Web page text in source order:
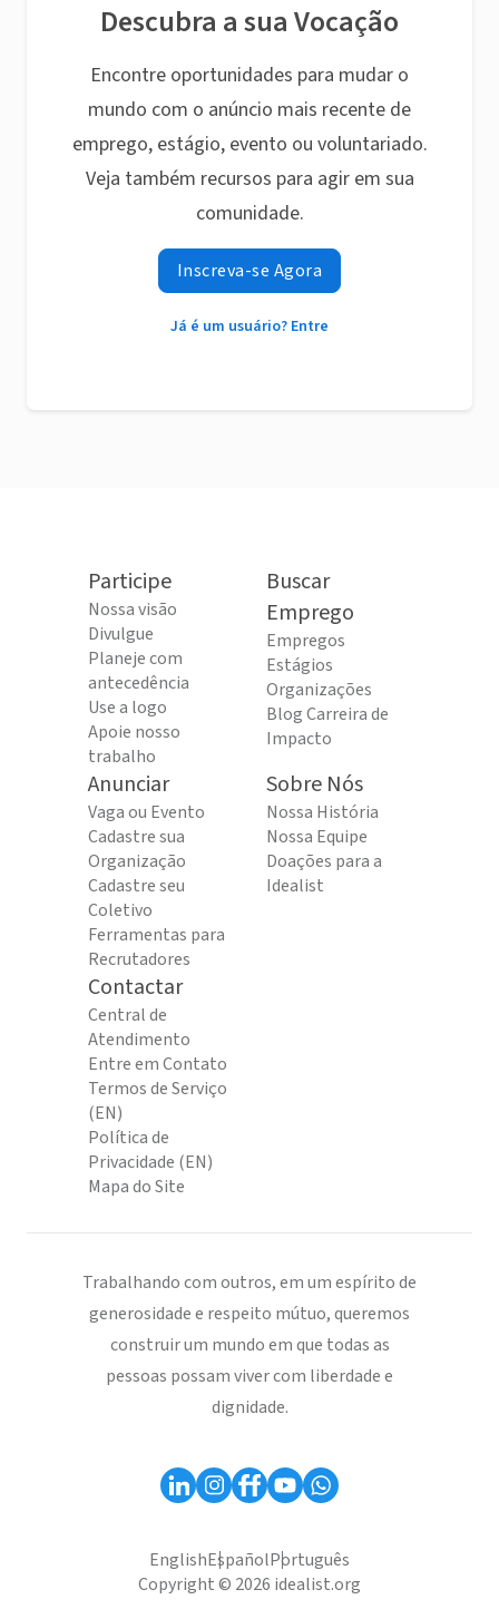
Descubra a sua Vocação
Encontre oportunidades para mudar o
mundo com o anúncio mais recente de
emprego, estágio, evento ou voluntariado.
Veja também recursos para agir em sua
comunidade.
Inscreva-se Agora
Já é um usuário? Entre
Participe
Nossa visão
Divulgue
Planeje com
antecedência
Use a logo
Apoie nosso
trabalho
Buscar
Emprego
Empregos
Estágios
Organizações
Blog Carreira de
Impacto
Anunciar
Vaga ou Evento
Cadastre sua
Organização
Cadastre seu
Coletivo
Ferramentas para
Recrutadores
Sobre Nós
Nossa História
Nossa Equipe
Doações para a
Idealist
Contactar
Central de
Atendimento
Entre em Contato
Termos de Serviço
(EN)
Política de
Privacidade (EN)
Mapa do Site
Trabalhando com outros, em um espírito de
generosidade e respeito mútuo, queremos
construir um mundo em que todas as
pessoas possam viver com liberdade e
dignidade.
EnglishEspañolPortuguês
Copyright © 2026 idealist.org